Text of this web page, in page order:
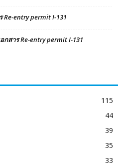
Re-entry permit I-131
กสาร Re-entry permit I-131
115
44
39
35
33